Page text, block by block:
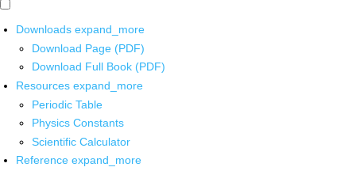
Downloads expand_more
Download Page (PDF)
Download Full Book (PDF)
Resources expand_more
Periodic Table
Physics Constants
Scientific Calculator
Reference expand_more